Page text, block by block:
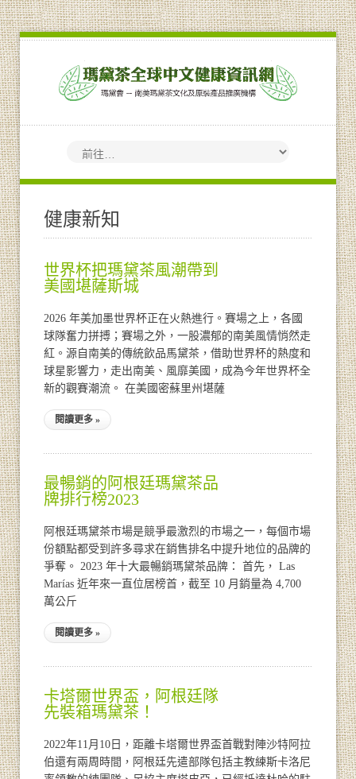
健康新知
世界杯把瑪黛茶風潮帶到
美國堪薩斯城
2026 年美加墨世界杯正在火熱進行。賽場之上，各國
球隊奮力拼搏；賽場之外，一股濃郁的南美風情悄然走
紅。源自南美的傳統飲品馬黛茶，借助世界杯的熱度和
球星影響力，走出南美、風靡美國，成為今年世界杯全
新的觀賽潮流。 在美國密蘇里州堪薩
閱讀更多 »
最暢銷的阿根廷瑪黛茶品
牌排行榜2023
阿根廷瑪黛茶市場是競爭最激烈的市場之一，每個市場
份額點都受到許多尋求在銷售排名中提升地位的品牌的
爭奪。 2023 年十大最暢銷瑪黛茶品牌： 首先， Las
Marías 近年來一直位居榜首，截至 10 月銷量為 4,700
萬公斤
閱讀更多 »
卡塔爾世界盃，阿根廷隊
先裝箱瑪黛茶！
2022年11月10日，距離卡塔爾世界盃首戰對陣沙特阿拉
伯還有兩周時間，阿根廷先遣部隊包括主教練斯卡洛尼